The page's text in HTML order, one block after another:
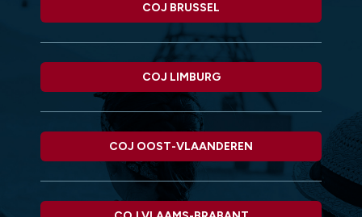
COJ BRUSSEL
COJ LIMBURG
COJ OOST-VLAANDEREN